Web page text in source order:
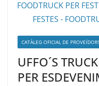
CATÀLEG OFICIAL DE
UFFO´S
PER